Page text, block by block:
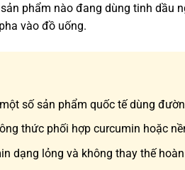
phẩm nào đang dùng tinh dầu
vào đồ uống.
số sản phẩm quốc tế dùng
thức phối hợp curcumin hoặc
dạng lỏng và không thay thế